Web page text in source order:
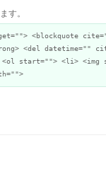
す。
<blockquote
<del datetime=""
start=""> <li> <img